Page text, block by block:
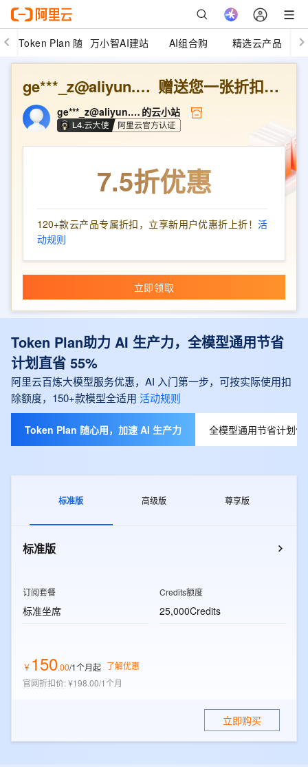
Token Plan 随 万小智AI建站 AI组合购 精选云产品
ge***_z@aliyun.com 赠送您一张折扣优惠券
ge***_z@aliyun.com 的云小站
7.5折优惠
120+款云产品专属折扣，立享新用户优惠折上折！ 活
动规则
立即领取
Token Plan助力 AI 生产力，全模型通用节省
计划直省 55%
阿里云百炼大模型服务优惠，AI 入门第一步，可按实际使用扣
除额度，150+款模型全适用 活动规则
Token Plan 随心用，加速 AI 生产力 全模型通用节省计划
标准版 高级版 尊享版
标准版
订阅套餐
标准坐席
Credits额度
25,000Credits
￥ 150.00/1个月起 了解优惠
官网折扣价:¥198.00/1个月
立即购买